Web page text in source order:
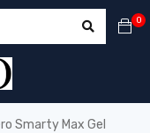
0
Smarty Max Gel